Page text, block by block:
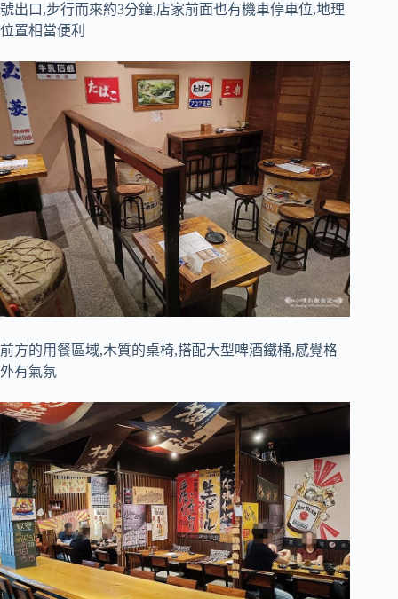
號出口,步行而來約3分鐘,店家前面也有機車停車位,地理
位置相當便利
前方的用餐區域,木質的桌椅,搭配大型啤酒鐵桶,感覺格
外有氣氛